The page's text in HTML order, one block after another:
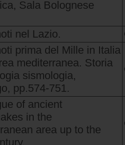
Sala Bolognese
nel Lazio.
prima del Mille in Italia
mediterranea. Storia
sismologia,
pp.574-751.
of ancient
in the
area up to the